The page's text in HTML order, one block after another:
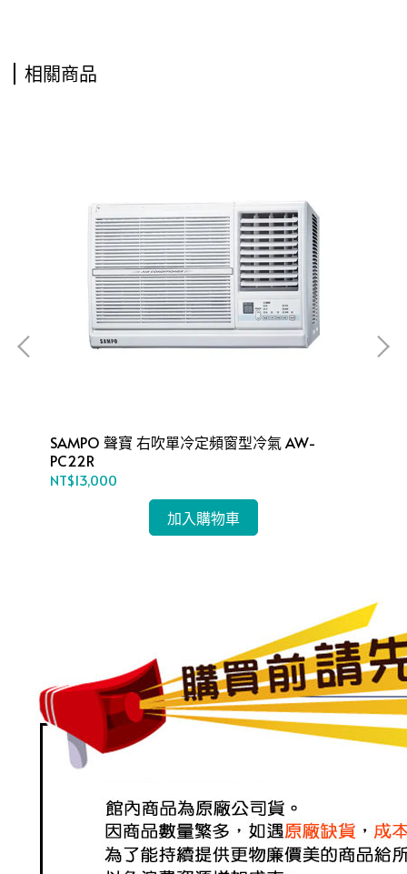
相關商品
SAMPO 聲寶 右吹單冷定頻窗型冷氣 AW-
PC22R
NT$13,000
加入購物車